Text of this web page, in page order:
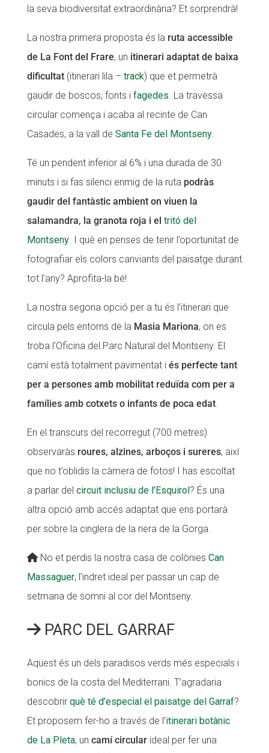
la seva biodiversitat extraordinària? Et sorprendrà!
La nostra primera proposta és la ruta accessible
de La Font del Frare, un itinerari adaptat de baixa
dificultat(itinerari lila – track) que et permetrà
gaudir de boscos, fonts i fagedes. La travessa
circular comença i acaba al recinte de Can
Casades, a la vall de Santa Fe del Montseny.
Té un pendent inferior al 6% i una durada de 30
minuts i si fas silenci enmig de la ruta podràs
gaudir del fantàstic ambient on viuen la
salamandra, la granota roja i el tritó del
Montseny. I què en penses de tenir l’oportunitat de
fotografiar els colors canviants del paisatge durant
tot l’any? Aprofita-la bé!
La nostra segona opció per a tu és l’itinerari que
circula pels entorns de la Masia Mariona, on es
troba l’Oficina del Parc Natural del Montseny. El
camí està totalment pavimentat i és perfecte tant
per a persones amb mobilitat reduïda com per a
famílies amb cotxets o infants de poca edat.
En el transcurs del recorregut (700 metres)
observaràs roures, alzines, arboços i sureres, així
que no t’oblidis la càmera de fotos! I has escoltat
a parlar del circuit inclusiu de l’Esquirol? És una
altra opció amb accés adaptat que ens portarà
per sobre la cinglera de la riera de la Gorga.
No et perdis la nostra casa de colònies Can
Massaguer, l’indret ideal per passar un cap de
setmana de somni al cor del Montseny.
PARC DEL GARRAF
Aquest és un dels paradisos verds més especials i
bonics de la costa del Mediterrani. T’agradaria
descobrir què té d’especial el paisatge del Garraf?
Et proposem fer-ho a través de l’itinerari botànic
de La Pleta, un camí circularideal per fer una